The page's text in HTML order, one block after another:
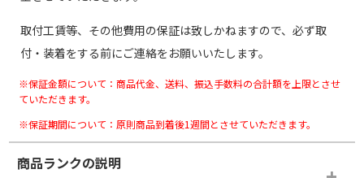
取付工賃等、その他費用の保証は致しかねますので、必ず取
付・装着をする前にご連絡をお願いいたします。
※保証金額について：商品代金、送料、振込手数料の合計額を上限とさせ
ていただきます。
※保証期間について：原則商品到着後1週間とさせていただきます。
商品ランクの説明